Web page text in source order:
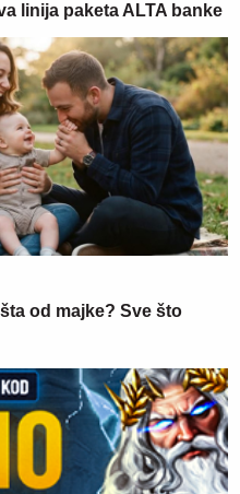
linija paketa ALTA banke
od majke? Sve što